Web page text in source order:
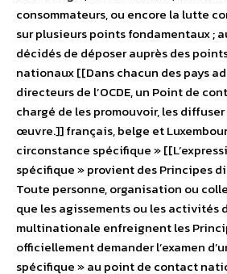
consommateurs, ou encore la lutte
sur plusieurs points fondamentaux ;
décidés de déposer auprès des
nationaux [[Dans chacun des pays
directeurs de l’OCDE, un Point de
chargé de les promouvoir, les
œuvre.]] français, belge et
circonstance spécifique »
spécifique » provient des Principes
Toute personne, organisation ou
que les agissements ou les activités
multinationale enfreignent les
officiellement demander l’examen
spécifique » au point de contact